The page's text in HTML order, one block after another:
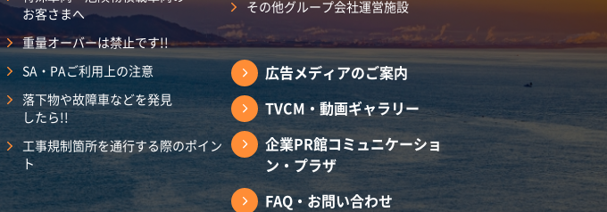
お客さまへ
重量オーバーは禁止です!!
SA・PAご利用上の注意
落下物や故障車などを発見
したら!!
工事規制箇所を通行する際のポイン
ト
その他グループ会社運営施設
広告メディアのご案内
TVCM・動画ギャラリー
企業PR館コミュニケーショ
ン・プラザ
FAQ・お問い合わせ